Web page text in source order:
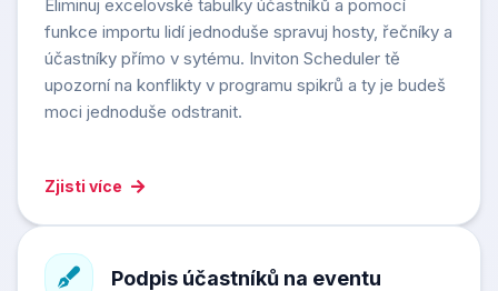
Eliminuj excelovské tabulky účastníků a pomocí
funkce importu lidí jednoduše spravuj hosty, řečníky a
účastníky přímo v sytému. Inviton Scheduler tě
upozorní na konflikty v programu spikrů a ty je budeš
moci jednoduše odstranit.
Zjisti více
Podpis účastníků na eventu